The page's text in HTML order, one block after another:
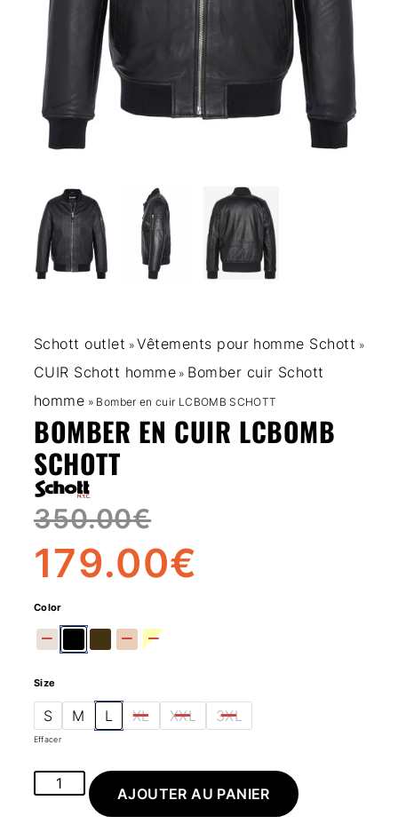
Schott outlet »Vêtements pour homme Schott »
CUIR Schott homme » Bomber cuir Schott
homme » Bomber en cuir LCBOMB SCHOTT
BOMBER EN CUIR LCBOMB
SCHOTT
350.00€
179.00€
Color
Size
3XL
L
M
S XL XXL
Effacer
AJOUTER AU PANIER